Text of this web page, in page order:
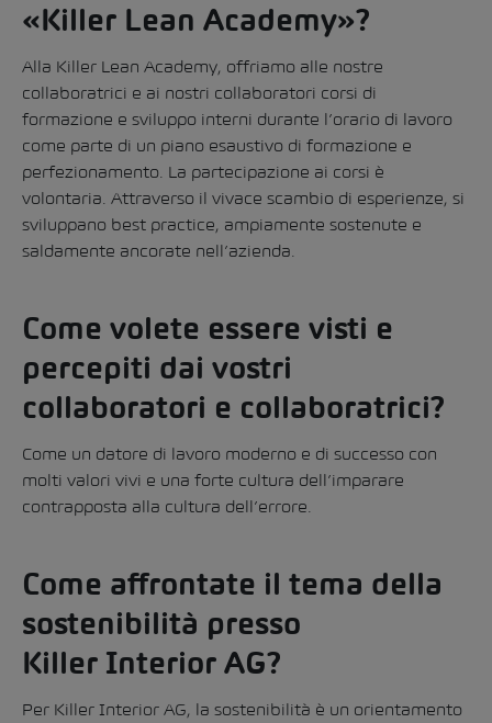
«Killer Lean Academy»?
Alla Killer Lean Academy, offriamo alle nostre
collaboratrici e ai nostri collaboratori corsi di
formazione e sviluppo interni durante l’orario di lavoro
come parte di un piano esaustivo di formazione e
perfezionamento. La partecipazione ai corsi è
volontaria. Attraverso il vivace scambio di esperienze, si
sviluppano best practice, ampiamente sostenute e
saldamente ancorate nell’azienda.
Come volete essere visti e
percepiti dai vostri
collaboratori e collaboratrici?
Come un datore di lavoro moderno e di successo con
molti valori vivi e una forte cultura dell’imparare
contrapposta alla cultura dell’errore.
Come affrontate il tema della
sostenibilità presso
Killer Interior AG?
Per Killer Interior AG, la sostenibilità è un orientamento